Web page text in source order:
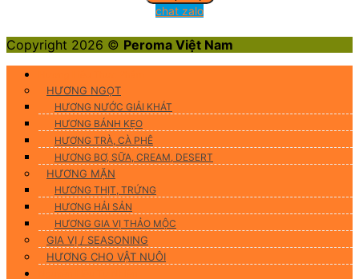
chat zalo
Copyright 2026 © Peroma Việt Nam
HƯƠNG NGỌT
HƯƠNG NƯỚC GIẢI KHÁT
HƯƠNG BÁNH KẸO
HƯƠNG TRÀ, CÀ PHÊ
HƯƠNG BƠ, SỮA, CREAM, DESERT
HƯƠNG MẶN
HƯƠNG THỊT, TRỨNG
HƯƠNG HẢI SẢN
HƯƠNG GIA VỊ THẢO MỘC
GIA VỊ / SEASONING
HƯƠNG CHO VẬT NUÔI